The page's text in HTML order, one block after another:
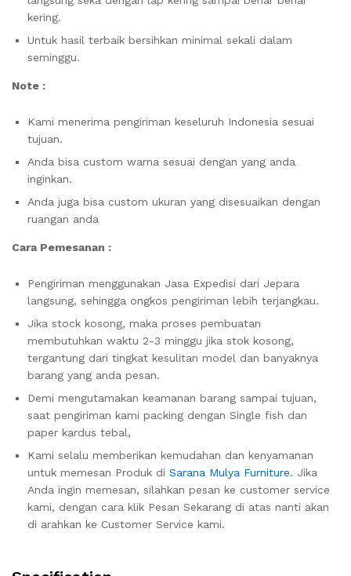
kering.
Untuk hasil terbaik bersihkan minimal sekali dalam
seminggu.
Note :
Kami menerima pengiriman keseluruh Indonesia sesuai
tujuan.
Anda bisa custom warna sesuai dengan yang anda
inginkan.
Anda juga bisa custom ukuran yang disesuaikan dengan
ruangan anda
Cara Pemesanan :
Pengiriman menggunakan Jasa Expedisi dari Jepara
langsung, sehingga ongkos pengiriman lebih terjangkau.
Jika stock kosong, maka proses pembuatan
membutuhkan waktu 2-3 minggu jika stok kosong,
tergantung dari tingkat kesulitan model dan banyaknya
barang yang anda pesan.
Demi mengutamakan keamanan barang sampai tujuan,
saat pengiriman kami packing dengan Single fish dan
paper kardus tebal,
Kami selalu memberikan kemudahan dan kenyamanan
untuk memesan Produk di Sarana Mulya Furniture. Jika
Anda ingin memesan, silahkan pesan ke customer service
kami, dengan cara klik Pesan Sekarang di atas nanti akan
di arahkan ke Customer Service kami.